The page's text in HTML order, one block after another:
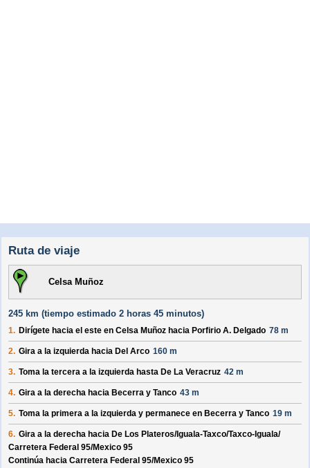
Ruta de viaje
Celsa Muñoz
245 km (tiempo estimado 2 horas 45 minutos)
1. Dirígete hacia el este en Celsa Muñoz hacia Porfirio A. Delgado 78 m
2. Gira a la izquierda hacia Del Arco 160 m
3. Toma la tercera a la izquierda hasta De La Veracruz 42 m
4. Gira a la derecha hacia Becerra y Tanco 43 m
5. Toma la primera a la izquierda y permanece en Becerra y Tanco 19 m
6. Gira a la derecha hacia De Los Plateros/Iguala-Taxco/Taxco-Iguala/
Carretera Federal 95/Mexico 95
Continúa hacia Carretera Federal 95/Mexico 95